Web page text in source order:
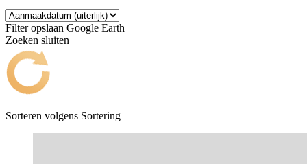
Filter opslaan Google Earth
Zoeken sluiten
Sorteren volgens Sortering